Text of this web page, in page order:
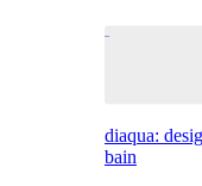
diaqua:
bain